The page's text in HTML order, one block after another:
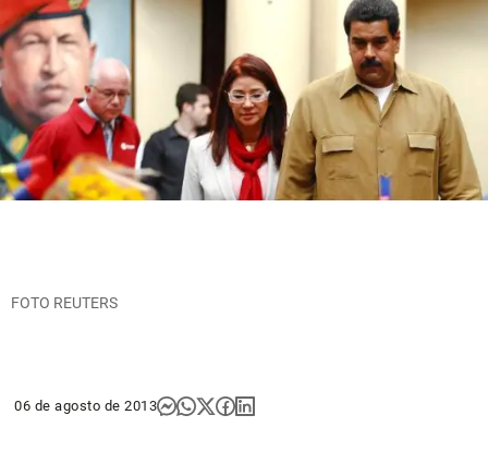
FOTO REUTERS
06 de agosto de 2013